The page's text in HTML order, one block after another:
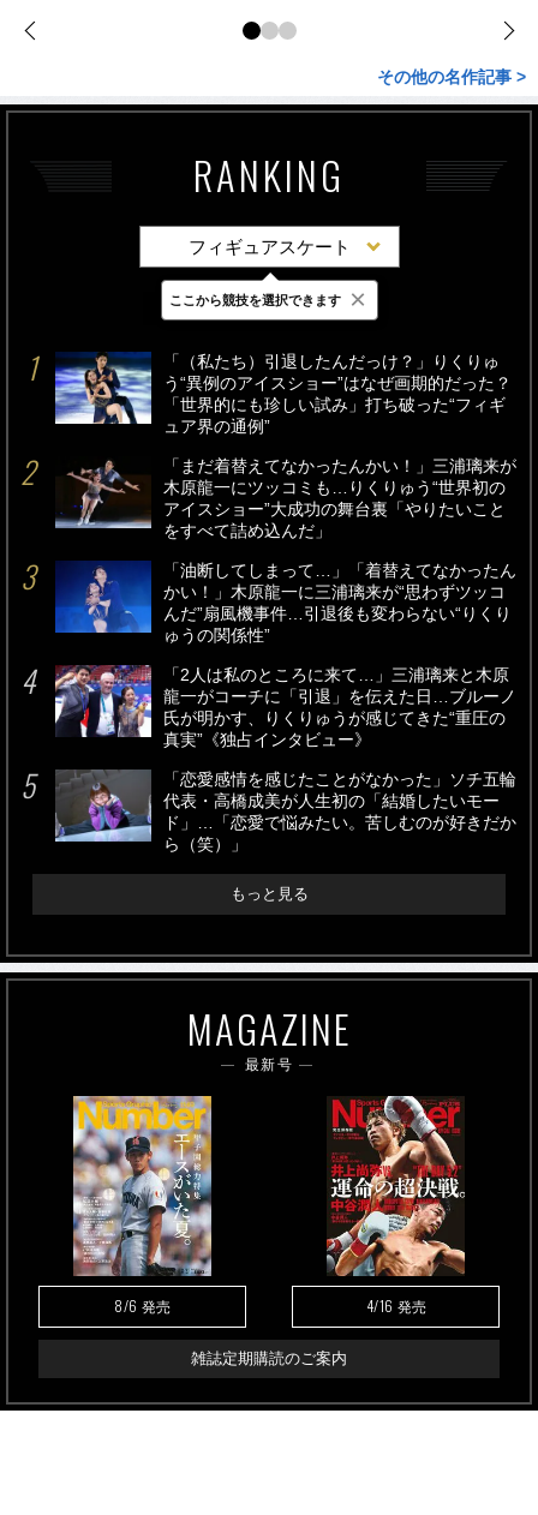
その他の名作記事 >
RANKING
フィギュアスケート
最新 24時間 週間
「（私たち）引退したんだっけ？」りくりゅ
う“異例のアイスショー”はなぜ画期的だった？
「世界的にも珍しい試み」打ち破った“フィギ
ュア界の通例”
「まだ着替えてなかったんかい！」三浦璃来が
木原龍一にツッコミも…りくりゅう“世界初の
アイスショー”大成功の舞台裏「やりたいこと
をすべて詰め込んだ」
「油断してしまって…」「着替えてなかったん
かい！」木原龍一に三浦璃来が“思わずツッコ
んだ”扇風機事件…引退後も変わらない“りくり
ゅうの関係性”
「2人は私のところに来て…」三浦璃来と木原
龍一がコーチに「引退」を伝えた日…ブルーノ
氏が明かす、りくりゅうが感じてきた“重圧の
真実”《独占インタビュー》
「恋愛感情を感じたことがなかった」ソチ五輪
代表・高橋成美が人生初の「結婚したいモー
ド」…「恋愛で悩みたい。苦しむのが好きだか
ら（笑）」
もっと見る
MAGAZINE
最新号
8/6 発売 4/16 発売
雑誌定期購読のご案内
ここから競技を選択できます ×